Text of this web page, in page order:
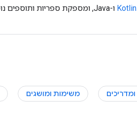
Kotlin ו-Java, ומספקת ספריות ותוספים נוספים לתכונות
משימות ומושגים